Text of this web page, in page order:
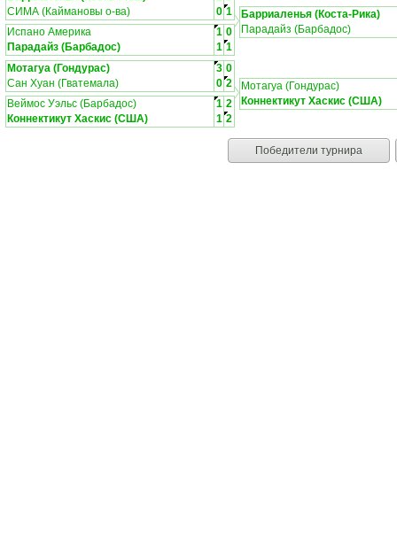
СИМА (Каймановы о-ва)
0 1
Испано Америка
1 0
Парадайз (Барбадос)
1 1
Барриаленья (Коста-Рика)
Парадайз (Барбадос)
Мотагуа (Гондурас) 3 0
Сан Хуан (Гватемала)
0 2
Веймос Уэльс (Барбадос)
1 2
Коннектикут Хаскис (США)
1 2
Мотагуа (Гондурас)
Коннектикут Хаскис (США)
Победители турнира